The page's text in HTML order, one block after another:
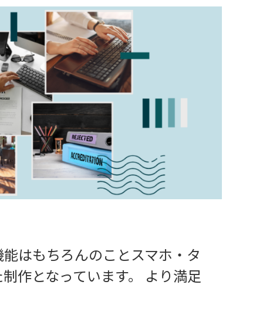
はもちろんのことスマホ・タ
作となっています。 より満足